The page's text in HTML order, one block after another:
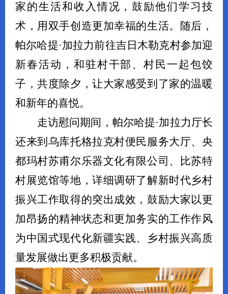
家的生活和收入情况，鼓励他们学习技
术，用双手创造更加幸福的生活。随后，
帕尔哈提·加拉力前往吉日木勒克村参加迎
新春活动，和驻村干部、村民一起包饺
子，共度除夕，让大家感受到了家的温暖
和新年的喜悦。
走访慰问期间，帕尔哈提·加拉力厅长
还来到乌库托格拉克村便民服务大厅、央
都玛村苏甫尔乐器文化有限公司、比苏特
村展览馆等地，详细调研了解新时代乡村
振兴工作取得的突出成效，鼓励大家以更
加昂扬的精神状态和更加务实的工作作风
为中国式现代化新疆实践、乡村振兴高质
量发展做出更多积极贡献。